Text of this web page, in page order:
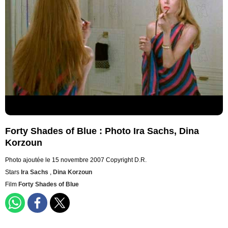
Forty Shades of Blue : Photo Ira Sachs, Dina
Korzoun
Photo ajoutée le 15 novembre 2007 Copyright D.R.
Stars Ira Sachs , Dina Korzoun
Film Forty Shades of Blue